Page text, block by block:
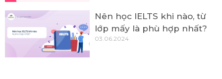
Nên học IELTS khi nào, từ
lớp mấy là phù hợp nhất?
03.06.2024